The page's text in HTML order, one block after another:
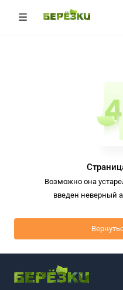
Возможно она
введен неверный